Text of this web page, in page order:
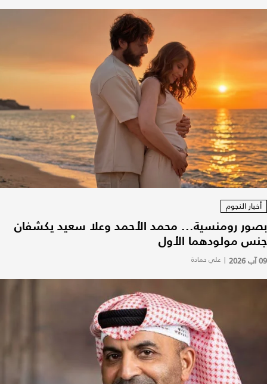
أخبار النجوم
بصور رومنسية... محمد الأحمد وعلا سعيد يكشفان
جنس مولودهما الأول
09 آب 2026 | علي حمادة